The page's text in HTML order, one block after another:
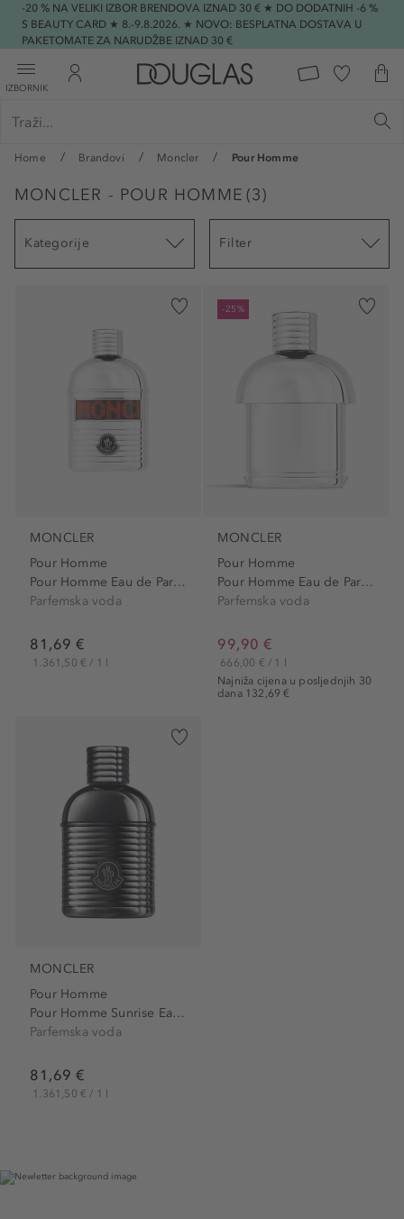
-20 % NA VELIKI IZBOR BRENDOVA IZNAD 30 € ★ DO DODATNIH -6 %
S BEAUTY CARD ★ 8.-9.8.2026. ★ NOVO: BESPLATNA DOSTAVA U
PAKETOMATE ZA NARUDŽBE IZNAD 30 €
IZBORNIK
Home Brandovi Moncler Pour Homme
MONCLER - POUR HOMME (3)
Kategorije Filter
MONCLER
Pour Homme
Pour Homme Eau de Parfum
Parfemska voda
81,69 €
1.361,50 € / 1 l
-25%
MONCLER
Pour Homme
Pour Homme Eau de Parfum...
Parfemska voda
99,90 €
Najniža cijena u posljednjih 30
dana 132,69 €
666,00 € / 1 l
MONCLER
Pour Homme
Pour Homme Sunrise Eau de...
Parfemska voda
81,69 €
1.361,50 € / 1 l